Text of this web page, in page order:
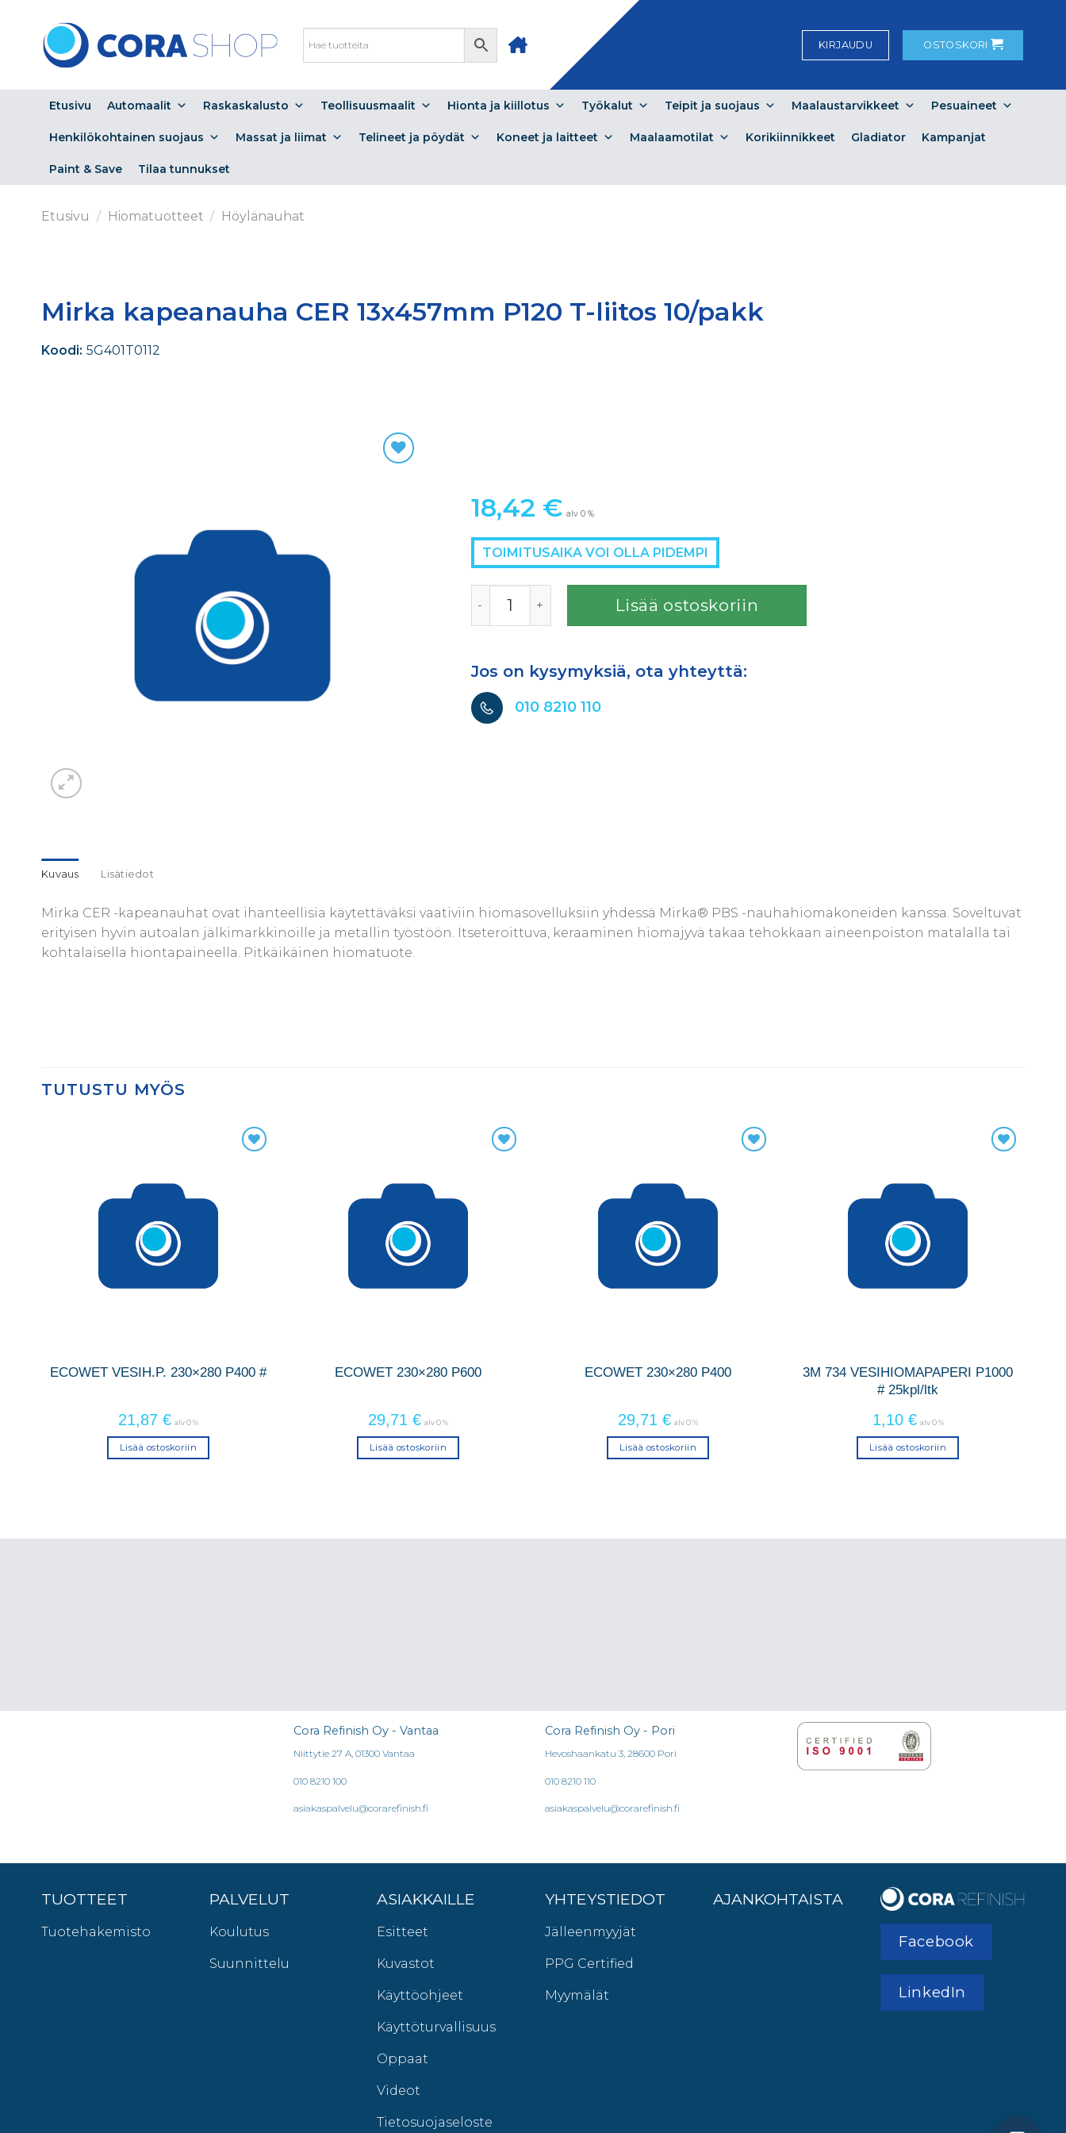
content
KIRJAUDU OSTOSKORI
Etusivu Automaalit Raskaskalusto Teollisuusmaalit Hionta ja kiillotus Työkalut Teipit ja suojaus Maalaustarvikkeet Pesuaineet
Henkilökohtainen suojaus Massat ja liimat Telineet ja pöydät Koneet ja laitteet Maalaamotilat Korikiinnikkeet Gladiator Kampanjat
Paint & Save Tilaa tunnukset
Etusivu / Hiomatuotteet / Höylänauhat
Mirka kapeanauha CER 13x457mm P120 T-liitos 10/pakk
Koodi: 5G401T0112
18,42 € alv 0 %
TOIMITUSAIKA VOI OLLA PIDEMPI
Lisää ostoskoriin
Jos on kysymyksiä, ota yhteyttä:
010 8210 110
Kuvaus Lisätiedot
Mirka CER -kapeanauhat ovat ihanteellisia käytettäväksi vaativiin hiomasovelluksiin yhdessä Mirka® PBS -nauhahiomakoneiden kanssa. Soveltuvat
erityisen hyvin autoalan jälkimarkkinoille ja metallin työstöön. Itseteroittuva, keraaminen hiomajyvä takaa tehokkaan aineenpoiston matalalla tai
kohtalaisella hiontapaineella. Pitkäikäinen hiomatuote.
TUTUSTU MYÖS
ECOWET VESIH.P. 230×280 P400 #
21,87 € alv 0 %
Lisää ostoskoriin
ECOWET 230×280 P600
29,71 € alv 0 %
Lisää ostoskoriin
ECOWET 230×280 P400
29,71 € alv 0 %
Lisää ostoskoriin
3M 734 VESIHIOMAPAPERI P1000
# 25kpl/ltk
1,10 € alv 0 %
Lisää ostoskoriin
Cora Refinish Oy - Vantaa
Niittytie 27 A, 01300 Vantaa
010 8210 100
asiakaspalvelu@corarefinish.fi
Cora Refinish Oy - Pori
Hevoshaankatu 3, 28600 Pori
010 8210 110
asiakaspalvelu@corarefinish.fi
TUOTTEET
Tuotehakemisto
PALVELUT
Koulutus
Suunnittelu
ASIAKKAILLE
Esitteet
Kuvastot
Käyttöohjeet
Käyttöturvallisuus
Oppaat
Videot
Tietosuojaseloste
YHTEYSTIEDOT
Jälleenmyyjät
PPG Certified
Myymälät
AJANKOHTAISTA
Facebook
LinkedIn